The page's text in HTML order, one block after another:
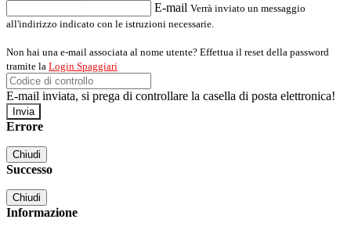
E-mail Verrà inviato un messaggio
all'indirizzo indicato con le istruzioni necessarie.
Non hai una e-mail associata al nome utente? Effettua il reset della password
tramite la Login Spaggiari
E-mail inviata, si prega di controllare la casella di posta elettronica!
Errore
Chiudi
Successo
Chiudi
Informazione